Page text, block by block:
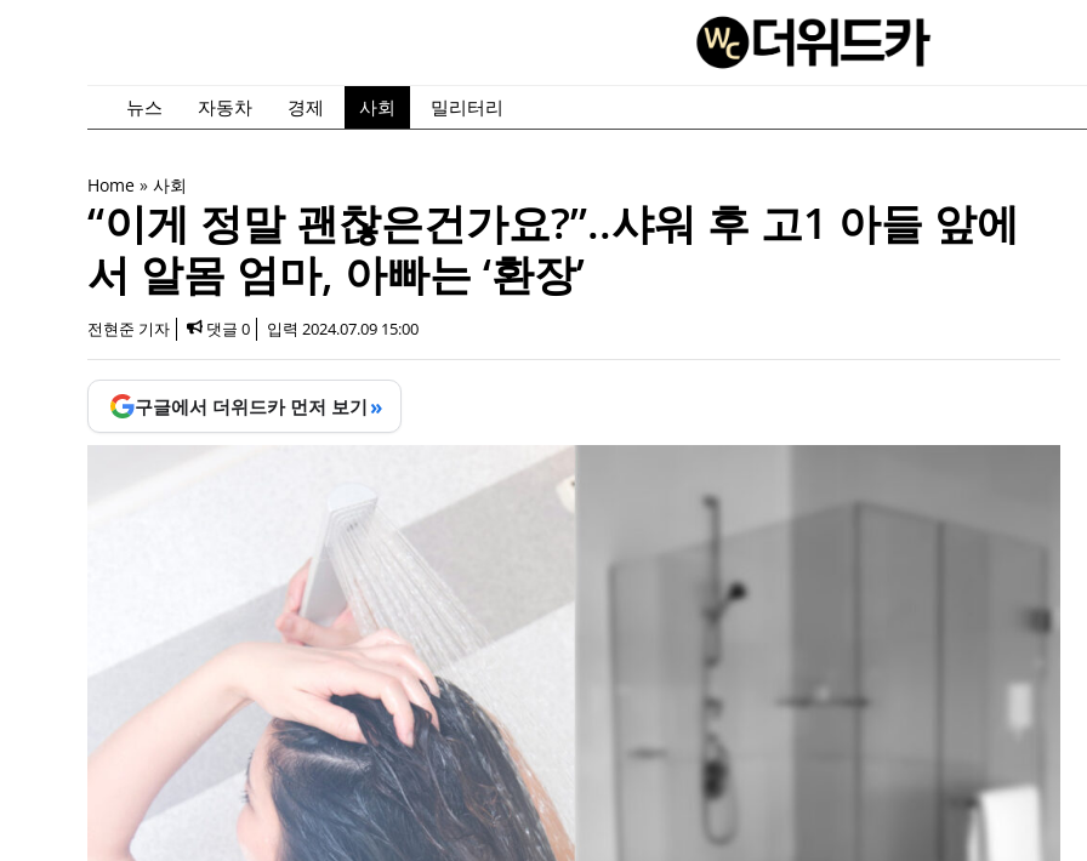
뉴스 자동차 경제 사회 밀리터리
Home » 사회
“이게 정말 괜찮은건가요?”..샤워 후 고1 아들 앞에
서 알몸 엄마, 아빠는 ‘환장’
전현준 기자 댓글 0 입력 2024.07.09 15:00
구글에서 더위드카 먼저 보기 »